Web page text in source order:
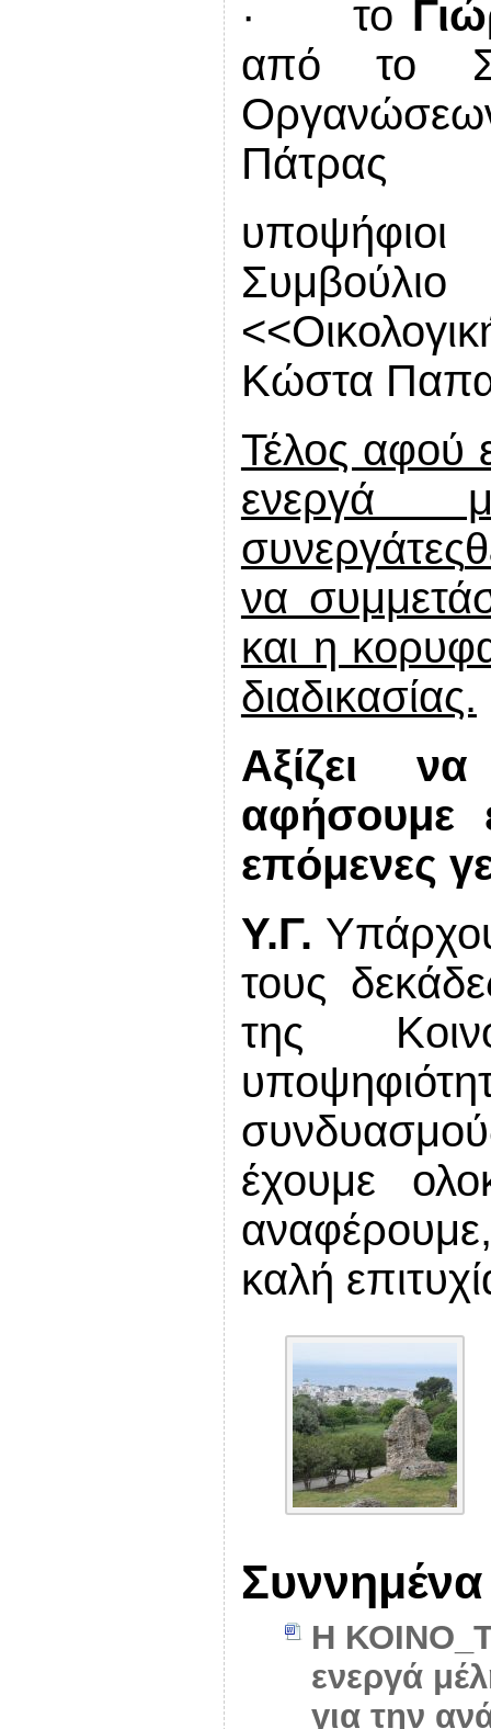
· το
από το
Πάτρας
Κώστα
Τέλος αφού
συνεργάτες
να
και η
διαδικασίας.
Αξίζει
αφήσουμε
επόμενες
Υ.Γ.
τους
της
έχουμε
καλή
Συννημένα
Η
ενεργά
για την